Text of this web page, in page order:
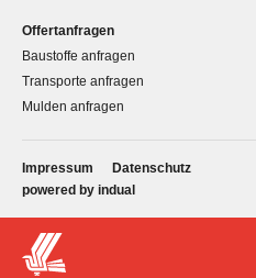
Offertanfragen
Baustoffe anfragen
Transporte anfragen
Mulden anfragen
Impressum
Datenschutz
powered by indual